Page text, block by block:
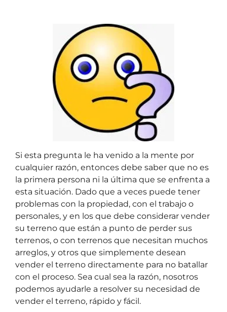
Si esta pregunta le ha venido a la mente por
cualquier razón, entonces debe saber que no es
la primera persona ni la última que se enfrenta a
esta situación. Dado que a veces puede tener
problemas con la propiedad, con el trabajo o
personales, y en los que debe considerar vender
su terreno que están a punto de perder sus
terrenos, o con terrenos que necesitan muchos
arreglos, y otros que simplemente desean
vender el terreno directamente para no batallar
con el proceso. Sea cual sea la razón, nosotros
podemos ayudarle a resolver su necesidad de
vender el terreno, rápido y fácil.